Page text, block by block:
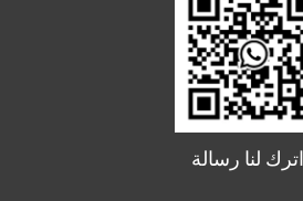
اترك لنا رسالة